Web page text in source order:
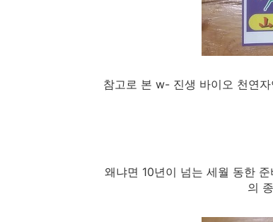
참고로 본 w- 진생 바이오 천연
왜냐면 10년이 넘는 세월 동한
의